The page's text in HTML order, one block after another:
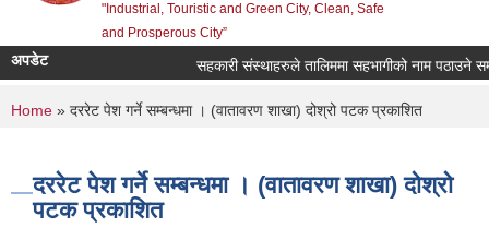
"Industrial, Touristic and Green City, Clean, Safe
and Prosperous City”
अपडेट सहकारी संस्थाहरुले तालिममा सहभागीको नाम पठाउने
You are here
Home » दररेट पेश गर्ने सम्बन्धमा । (वातावरण शाखा) दोश्रो पटक प्रकाशित
दररेट पेश गर्ने सम्बन्धमा । (वातावरण शाखा) दोश्रो
पटक प्रकाशित